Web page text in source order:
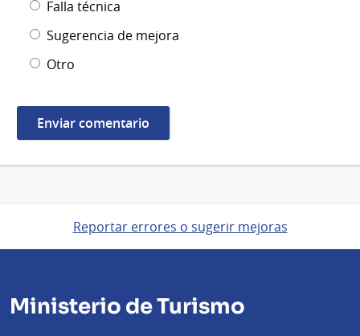
Falla técnica
Sugerencia de mejora
Otro
Reportar errores o sugerir mejoras
Ministerio de Turismo